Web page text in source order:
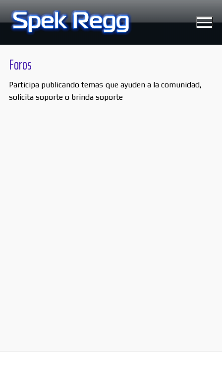
al
contenido
Tecnología
Foros
Participa publicando temas que ayuden a la comunidad,
solicita soporte o brinda soporte